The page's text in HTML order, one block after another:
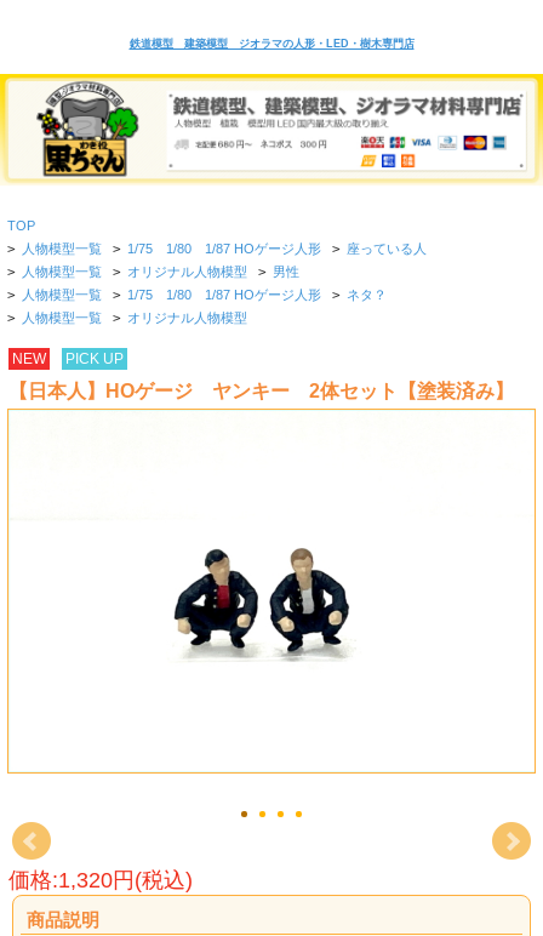
鉄道模型 建築模型 ジオラマの人形・LED・樹木専門店
TOP
> 人物模型一覧 > 1/75 1/80 1/87 HOゲージ人形 > 座っている人
> 人物模型一覧 > オリジナル人物模型 > 男性
> 人物模型一覧 > 1/75 1/80 1/87 HOゲージ人形 > ネタ？
> 人物模型一覧 > オリジナル人物模型
NEW PICK UP
【日本人】HOゲージ ヤンキー 2体セット【塗装済み】
価格:1,320円(税込)
商品説明